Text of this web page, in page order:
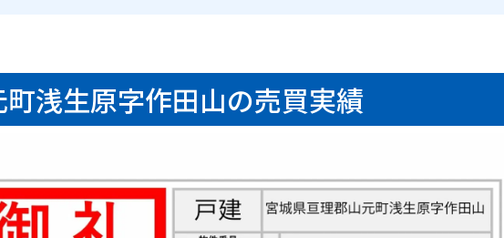
浅生原字作田山の売買実績